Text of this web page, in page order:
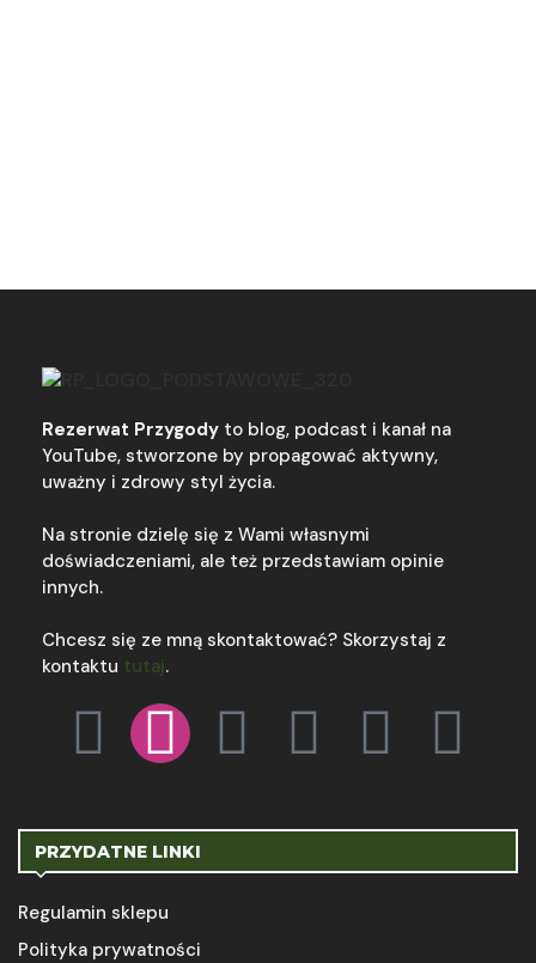
Rezerwat Przygody to blog, podcast i kanał na
YouTube, stworzone by propagować aktywny,
uważny i zdrowy styl życia.
Na stronie dzielę się z Wami własnymi
doświadczeniami, ale też przedstawiam opinie
innych.
Chcesz się ze mną skontaktować? Skorzystaj z
kontaktu tutaj.
PRZYDATNE LINKI
Regulamin sklepu
Polityka prywatności